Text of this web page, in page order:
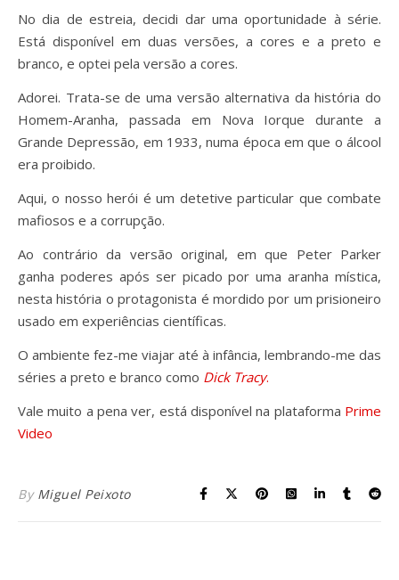
No dia de estreia, decidi dar uma oportunidade à série.
Está disponível em duas versões, a cores e a preto e
branco, e optei pela versão a cores.
Adorei. Trata-se de uma versão alternativa da história do
Homem-Aranha, passada em Nova Iorque durante a
Grande Depressão, em 1933, numa época em que o álcool
era proibido.
Aqui, o nosso herói é um detetive particular que combate
mafiosos e a corrupção.
Ao contrário da versão original, em que Peter Parker
ganha poderes após ser picado por uma aranha mística,
nesta história o protagonista é mordido por um prisioneiro
usado em experiências científicas.
O ambiente fez-me viajar até à infância, lembrando-me das
séries a preto e branco como Dick Tracy.
Vale muito a pena ver, está disponível na plataforma Prime
Video
By Miguel Peixoto